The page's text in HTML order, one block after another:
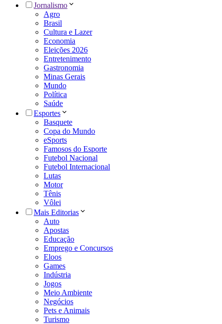
Jornalismo
Agro
Brasil
Cultura e Lazer
Economia
Eleições 2026
Entretenimento
Gastronomia
Minas Gerais
Mundo
Política
Saúde
Esportes
Basquete
Copa do Mundo
eSports
Famosos do Esporte
Futebol Nacional
Futebol Internacional
Lutas
Motor
Tênis
Vôlei
Mais Editorias
Auto
Apostas
Educação
Emprego e Concursos
Eloos
Games
Indústria
Jogos
Meio Ambiente
Negócios
Pets e Animais
Turismo